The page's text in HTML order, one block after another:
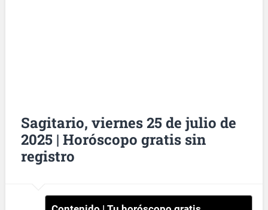
Sagitario, viernes 25 de julio de
2025 | Horóscopo gratis sin
registro